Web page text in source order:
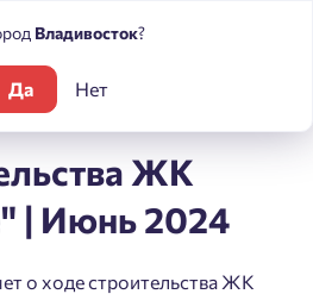
ЖК "Состояние" | Июнь 2024
ЖК
| Июнь 2024
о ходе строительства ЖК
Владивосток?
Да Нет